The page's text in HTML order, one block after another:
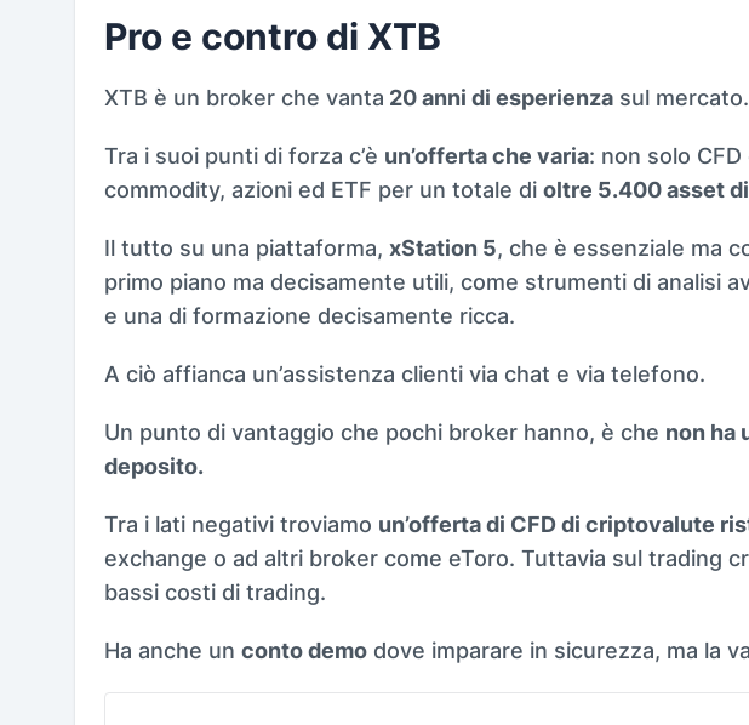
Pro e contro di XTB
XTB è un broker che vanta 20 anni di esperienza sul mercato.
Tra i suoi punti di forza c’è un’offerta che varia: non solo
commodity, azioni ed ETF per un totale di oltre 5.400 asset
Il tutto su una piattaforma, xStation 5, che è essenziale ma
primo piano ma decisamente utili, come strumenti di analisi
e una di formazione decisamente ricca.
A ciò affianca un’assistenza clienti via chat e via telefono.
Un punto di vantaggio che pochi broker hanno, è che non ha
deposito.
Tra i lati negativi troviamo un’offerta di CFD di criptovalute
exchange o ad altri broker come eToro. Tuttavia sul trading
bassi costi di trading.
Ha anche un conto demo dove imparare in sicurezza, ma la